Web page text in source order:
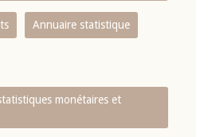
Annuaire statistique
monétaires et